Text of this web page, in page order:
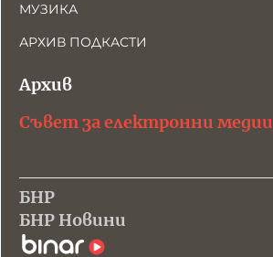
МУЗИКА
АРХИВ ПОДКАСТИ
Архив
Съвет за електронни медии
БНР
БНР Новини